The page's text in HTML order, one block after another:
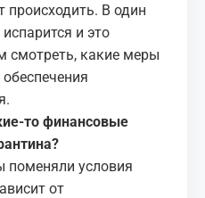
происходить. В один
и это
смотреть, какие меры
то финансовые
поменяли условия
от